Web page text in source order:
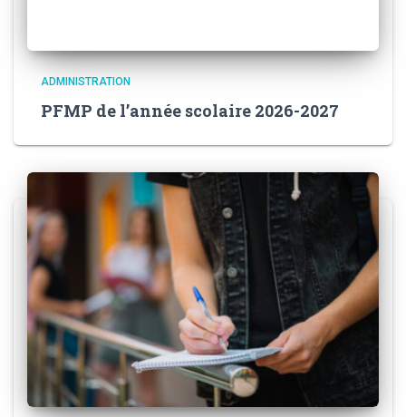
ADMINISTRATION
PFMP de l’année scolaire 2026-2027